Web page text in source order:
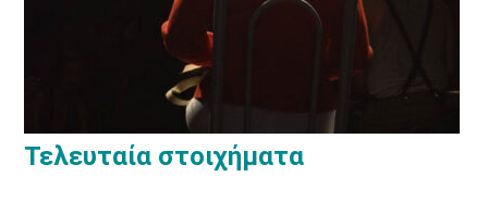
Τελευταία στοιχήματα